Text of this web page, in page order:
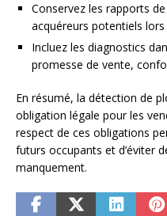
Conservez les rapports
acquéreurs potentiels lors
Incluez les diagnostics
promesse de vente,
En résumé, la détection de
obligation légale pour les
respect de ces obligations
futurs occupants et d’éviter
manquement.